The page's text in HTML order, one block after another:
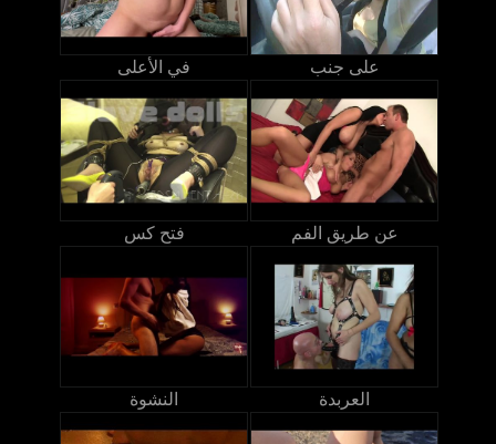
في الأعلى على جنب
فتح كس عن طريق الفم
النشوة العربدة